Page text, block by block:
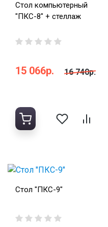
Стол компьютерный
"ПКС-8" + стеллаж
15 066р. 16 740р.
Стол "ПКС-9"